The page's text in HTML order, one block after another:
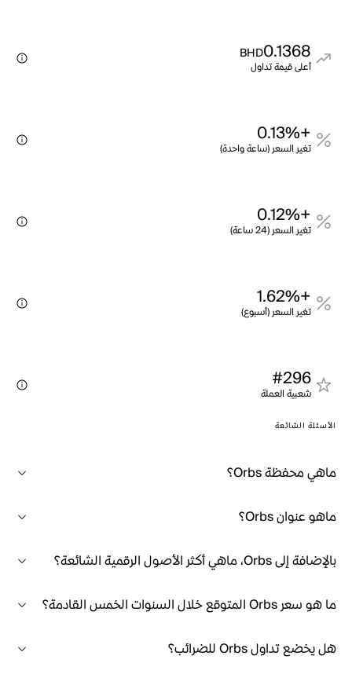
0.1368
BHD
أعلى قيمة تداول
+0.13%
تغير السعر (ساعة واحدة)
+0.12%
تغير السعر (24 ساعة)
+1.62%
تغير السعر (أسبوع)
#296
شعبية العملة
الأسئلة الشائعة
ماهي محفظة Orbs؟
ماهو عنوان Orbs؟
بالإضافة إلى Orbs، ماهي أكثر الأصول الرقمية الشائعة؟
ما هو سعر Orbs المتوقع خلال السنوات الخمس القادمة؟
هل يخضع تداول Orbs للضرائب؟